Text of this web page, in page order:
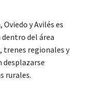
y Avilés es
del área
regionales y
rurales.